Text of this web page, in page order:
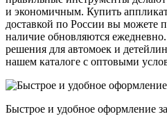
и экономичным. Купить
доставкой по России вы можете
наличие обновляются
решения для автомоек и
нашем каталоге с оптовыми
Быстрое и удобное оформление